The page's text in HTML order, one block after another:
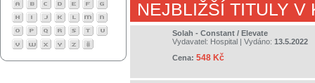
NEJBLIŽŠÍ TITULY V
Solah - Constant / Elevate
Vydavatel: Hospital | Vydáno: 13.5.2022
Cena: 548 Kč